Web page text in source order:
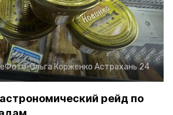
Фото:Ольга Корженко Астрахань 24
рейд по